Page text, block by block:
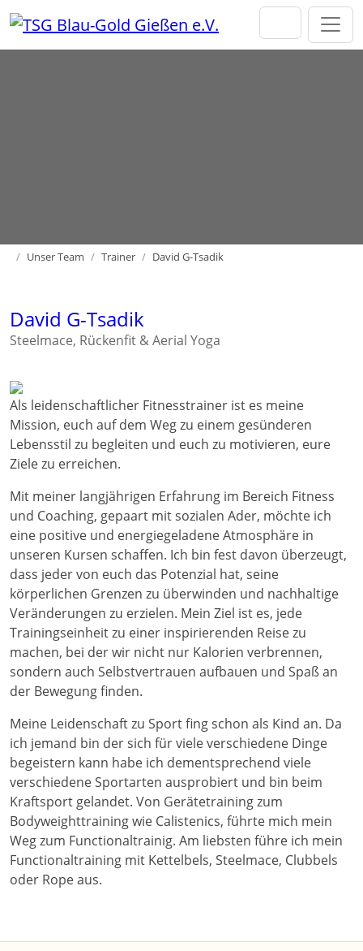
Direkt zur Hauptnavigation springen
Direkt zum Inhalt springen
HomeUnser Team Trainer David G-Tsadik
David G-Tsadik
Steelmace, Rückenfit & Aerial Yoga
Als leidenschaftlicher Fitnesstrainer ist es meine
Mission, euch auf dem Weg zu einem gesünderen
Lebensstil zu begleiten und euch zu motivieren, eure
Ziele zu erreichen.
Mit meiner langjährigen Erfahrung im Bereich Fitness
und Coaching, gepaart mit sozialen Ader, möchte ich
eine positive und energiegeladene Atmosphäre in
unseren Kursen schaffen. Ich bin fest davon überzeugt,
dass jeder von euch das Potenzial hat, seine
körperlichen Grenzen zu überwinden und nachhaltige
Veränderungen zu erzielen. Mein Ziel ist es, jede
Trainingseinheit zu einer inspirierenden Reise zu
machen, bei der wir nicht nur Kalorien verbrennen,
sondern auch Selbstvertrauen aufbauen und Spaß an
der Bewegung finden.
Meine Leidenschaft zu Sport fing schon als Kind an. Da
ich jemand bin der sich für viele verschiedene Dinge
begeistern kann habe ich dementsprechend viele
verschiedene Sportarten ausprobiert und bin beim
Kraftsport gelandet. Von Gerätetraining zum
Bodyweighttraining wie Calistenics, führte mich mein
Weg zum Functionaltrainig. Am liebsten führe ich mein
Functionaltraining mit Kettelbels, Steelmace, Clubbels
oder Rope aus.